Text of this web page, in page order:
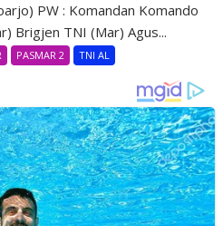
PW : Komandan Komando
Brigjen TNI (Mar) Agus...
PASMAR 2 TNI AL